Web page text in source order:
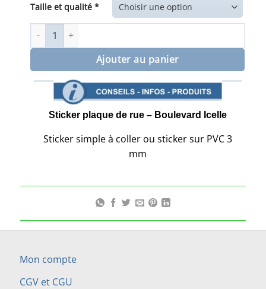
Taille et qualité *
quantité de Plaque de la rue boulevard Icelle
Ajouter au panier
Sticker plaque de rue – Boulevard Icelle
Sticker simple à coller ou sticker sur PVC 3
mm
Mon compte
CGV et CGU